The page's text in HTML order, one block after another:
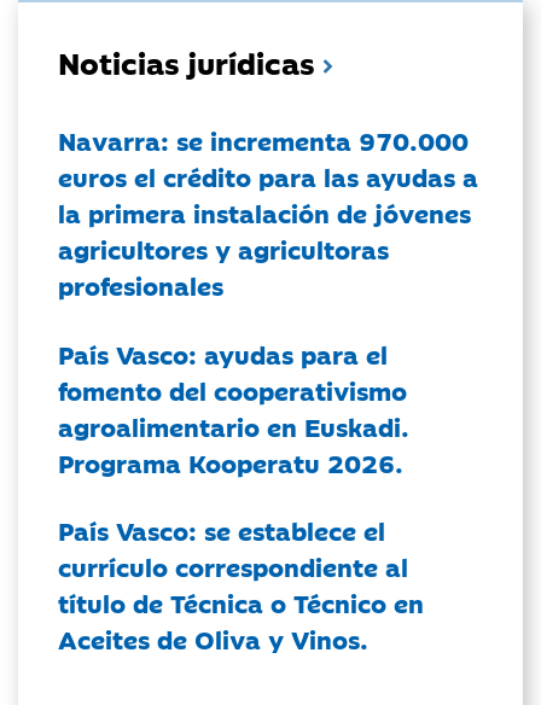
Noticias jurídicas
Navarra: se incrementa 970.000
euros el crédito para las ayudas a
la primera instalación de jóvenes
agricultores y agricultoras
profesionales
País Vasco: ayudas para el
fomento del cooperativismo
agroalimentario en Euskadi.
Programa Kooperatu 2026.
País Vasco: se establece el
currículo correspondiente al
título de Técnica o Técnico en
Aceites de Oliva y Vinos.